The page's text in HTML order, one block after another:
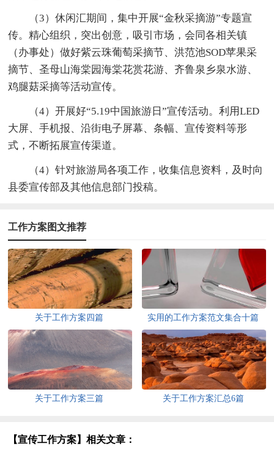
（3）休闲汇期间，集中开展“金秋采摘游”专题宣
传。精心组织，突出创意，吸引市场，会同各相关镇
（办事处）做好紫云珠葡萄采摘节、洪范池SOD苹果采
摘节、圣母山海棠园海棠花赏花游、齐鲁泉乡泉水游、
鸡腿菇采摘等活动宣传。
（4）开展好“5.19中国旅游日”宣传活动。利用LED
大屏、手机报、沿街电子屏幕、条幅、宣传资料等形
式，不断拓展宣传渠道。
（4）针对旅游局各项工作，收集信息资料，及时向
县委宣传部及其他信息部门投稿。
工作方案图文推荐
关于工作方案四篇 实用的工作方案范文集合十篇
关于工作方案三篇 关于工作方案汇总6篇
【宣传工作方案】相关文章：